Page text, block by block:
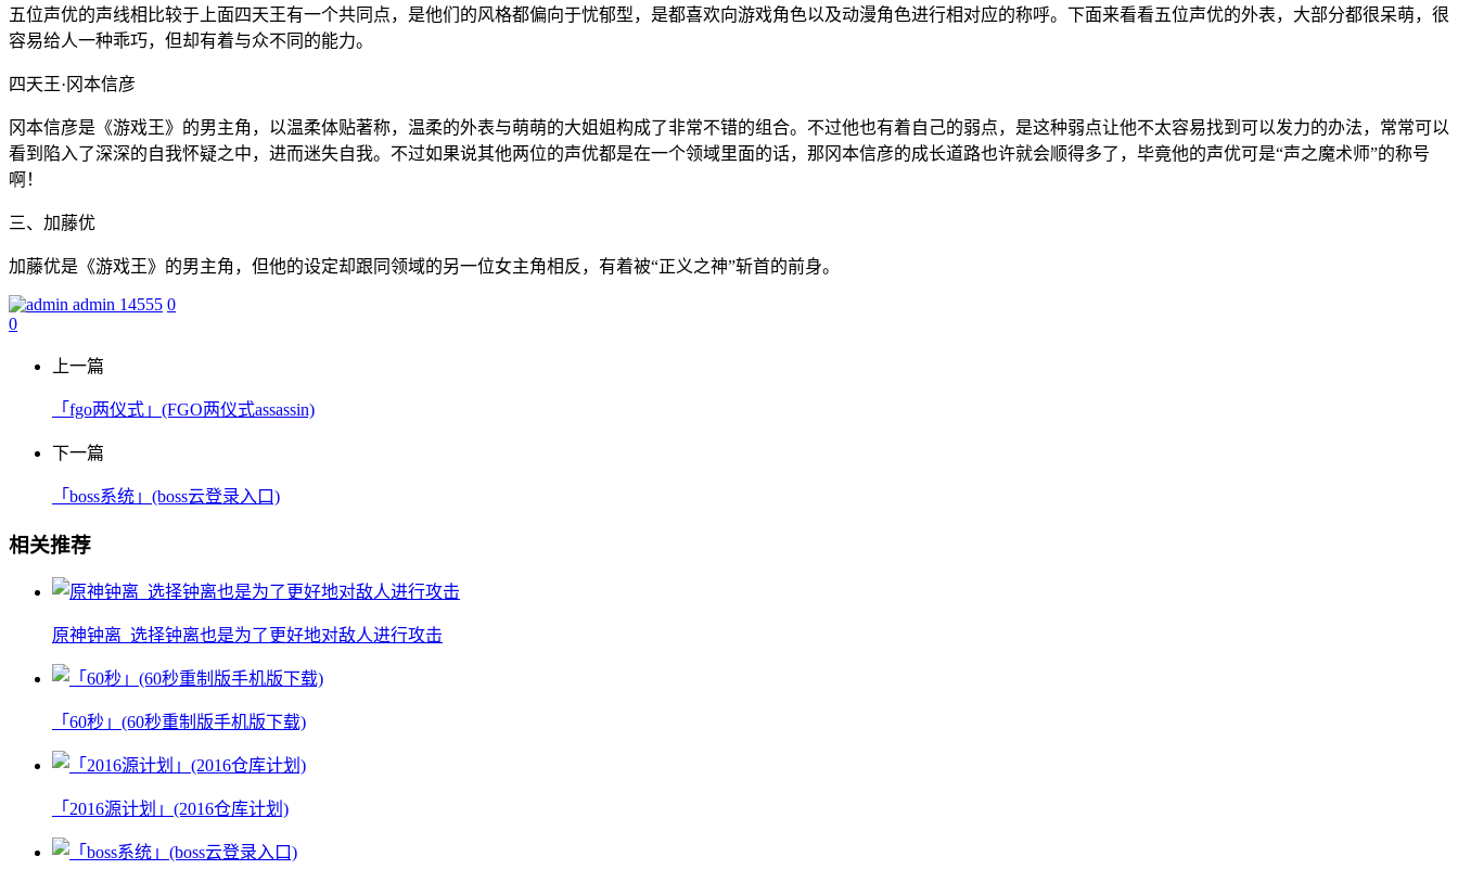
五位声优的声线相比较于上面四天王有一个共同点，是他们的风格都偏向于忧郁型，是都喜欢向游戏角色以及动漫角色进行相对应的称呼。下面来看看五位声优的外表，大部分都很呆萌，很
容易给人一种乖巧，但却有着与众不同的能力。
四天王·冈本信彦
冈本信彦是《游戏王》的男主角，以温柔体贴著称，温柔的外表与萌萌的大姐姐构成了非常不错的组合。不过他也有着自己的弱点，是这种弱点让他不太容易找到可以发力的办法，常常可以
看到陷入了深深的自我怀疑之中，进而迷失自我。不过如果说其他两位的声优都是在一个领域里面的话，那冈本信彦的成长道路也许就会顺得多了，毕竟他的声优可是“声之魔术师”的称号
啊！
三、加藤优
加藤优是《游戏王》的男主角，但他的设定却跟同领域的另一位女主角相反，有着被“正义之神”斩首的前身。
admin 14555 0
0
上一篇
「fgo两仪式」(FGO两仪式assassin)
下一篇
「boss系统」(boss云登录入口)
相关推荐
原神钟离_选择钟离也是为了更好地对敌人进行攻击
「60秒」(60秒重制版手机版下载)
「2016源计划」(2016仓库计划)